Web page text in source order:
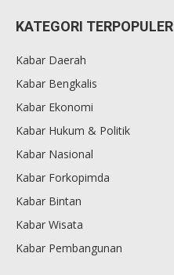
KATEGORI TERPOPULER
Kabar Daerah
Kabar Bengkalis
Kabar Ekonomi
Kabar Hukum & Politik
Kabar Nasional
Kabar Forkopimda
Kabar Bintan
Kabar Wisata
Kabar Pembangunan